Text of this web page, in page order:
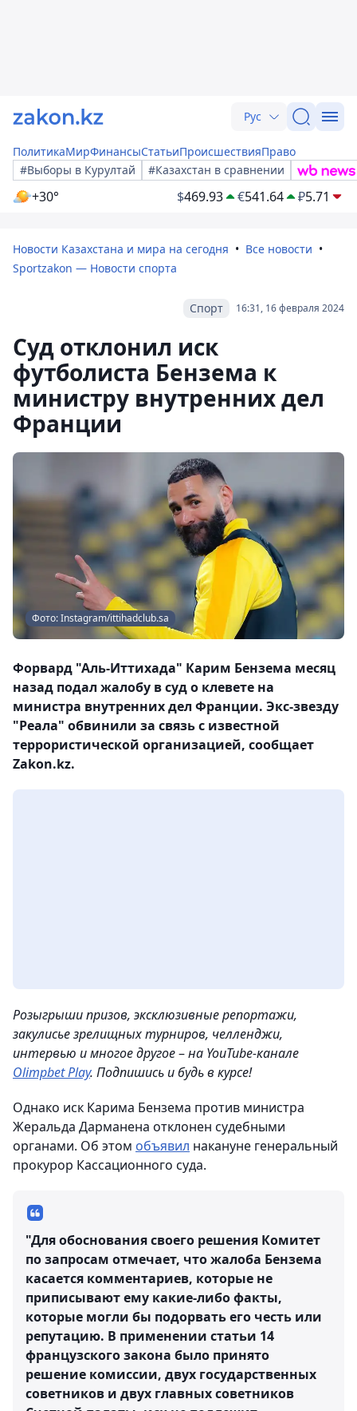
Рус
ПолитикаМирФинансыСтатьиПроисшествияПраво
#Выборы в Курултай
#Казахстан в сравнении
+30° $469.93 €541.64 ₽5.71
Новости Казахстана и мира на сегодня
Все новости
Sportzakon — Новости спорта
16:31, 16 февраля 2024
Спорт
Суд отклонил иск
футболиста Бензема к
министру внутренних дел
Франции
Фото: Instagram/ittihadclub.sa
Форвард "Аль-Иттихада" Карим Бензема месяц
назад подал жалобу в суд о клевете на
министра внутренних дел Франции. Экс-звезду
"Реала" обвинили за связь с известной
террористической организацией, сообщает
Zakon.kz.
Розыгрыши призов, эксклюзивные репортажи,
закулисье зрелищных турниров, челленджи,
интервью и многое другое–на YouTube-канале
Olimpbet Play. Подпишись и будь в курсе!
Однако иск Карима Бензема против министра
Жеральда Дарманена отклонен судебными
органами. Об этом объявил накануне генеральный
прокурор Кассационного суда.
"Для обоснования своего решения Комитет
по запросам отмечает, что жалоба Бензема
касается комментариев, которые не
приписывают ему какие-либо факты,
которые могли бы подорвать его честь или
репутацию. В применении статьи 14
французского закона было принято
решение комиссии, двух государственных
советников и двух главных советников